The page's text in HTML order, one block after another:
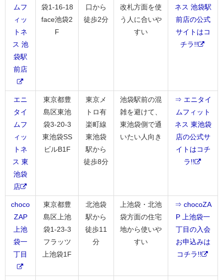
ムフ
ィッ
トネ
ス 池
袋駅
前店
袋1-16-18
face池袋2
F
口から
徒歩2分
改札方面を使
う人に合いや
すい
ネス 池袋駅
前店の公式
サイトはコ
チラ!!
エニ
タイ
ムフ
ィッ
トネ
ス 東
池袋
店
東京都豊
島区東池
袋3-20-3
東池袋SS
ビルB1F
東京メ
トロ有
楽町線
東池袋
駅から
徒歩8分
池袋駅前の混
雑を避けて、
東池袋側で通
いたい人向き
⇒ エニタイ
ムフィット
ネス 東池袋
店の公式サ
イトはコチ
ラ!!
choco
ZAP
上池
袋一
丁目
東京都豊
島区上池
袋1-23-3
フラッツ
上池袋1F
北池袋
駅から
徒歩11
分
上池袋・北池
袋方面の住宅
地から使いや
すい
⇒ chocoZA
P 上池袋一
丁目の入会
お申込みは
コチラ!!